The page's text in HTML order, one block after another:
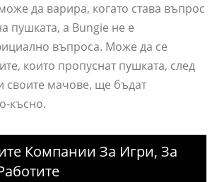
да варира, когато става въпрос
пушката, а Bungie не е
въпроса. Може да се
които пропуснат пушката, след
своите мачове, ще бъдат
късно.
Компании За Игри, За